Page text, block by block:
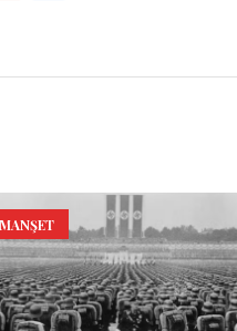
MANŞET